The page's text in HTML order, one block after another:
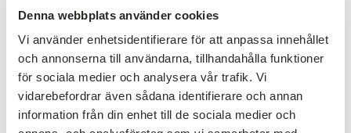
Denna webbplats använder cookies
Vi använder enhetsidentifierare för att anpassa innehållet
och annonserna till användarna, tillhandahålla funktioner
för sociala medier och analysera vår trafik. Vi
vidarebefordrar även sådana identifierare och annan
information från din enhet till de sociala medier och
gods. Returpapper och grovsopor såsom kartonger,
möbler eller liknande får heller inte förekomma i
fastighetens allmänna utrymmen utan ska lämnas till
återvinning eller på, av fastighetsägaren, anvisad
plats.
Tobaksrökning får inte förekomma i fastighetens